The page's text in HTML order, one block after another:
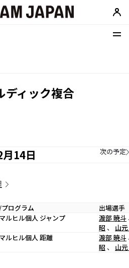
ディック複合
月14日 次の予定
ログラム
出場選手
ルヒル個人 ジャンプ 渡部 暁斗
昭 、 山
ルヒル個人 距離 渡部 暁斗
昭 、 山